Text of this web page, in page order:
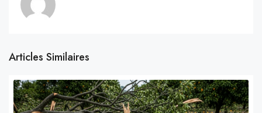
Articles Similaires